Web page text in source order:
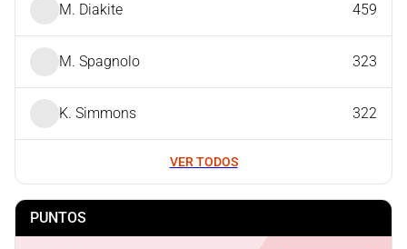
M. Diakite 459
M. Spagnolo 323
K. Simmons 322
VER TODOS
PUNTOS